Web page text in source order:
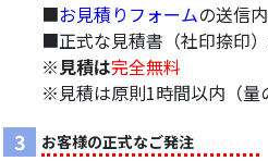
■お見積りフォームの送信
■正式な見積書（社印捺印
※見積は完全無料
※見積は原則1時間以内（量
3 お客様の正式なご発注